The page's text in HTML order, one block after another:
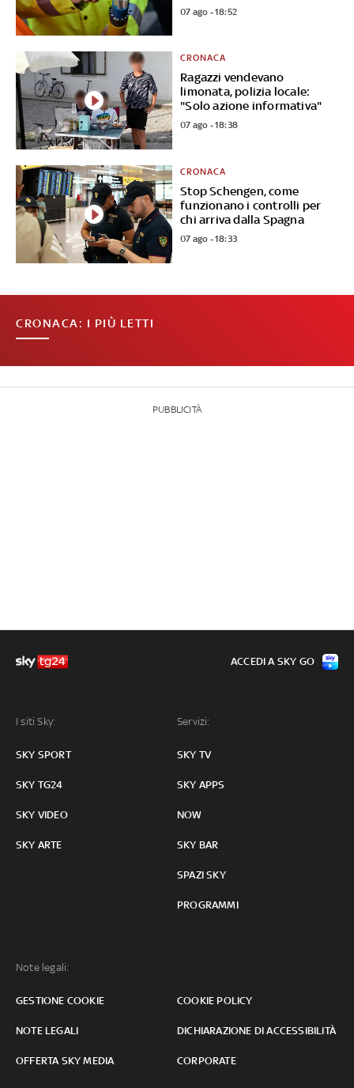
07 ago - 18:52
Ragazzi vendevano
limonata, polizia locale:
"Solo azione informativa"
CRONACA
07 ago - 18:38
Stop Schengen, come
funzionano i controlli per
chi arriva dalla Spagna
CRONACA
07 ago - 18:33
CRONACA: I PIÙ LETTI
PUBBLICITÀ
I siti Sky:
SKY SPORT
SKY TG24
SKY VIDEO
SKY ARTE
Servizi:
SKY TV
SKY APPS
NOW
SKY BAR
SPAZI SKY
PROGRAMMI
Note legali:
GESTIONE COOKIE COOKIE POLICY
NOTE LEGALI DICHIARAZIONE DI ACCESSIBILITÀ
OFFERTA SKY MEDIA CORPORATE
ACCEDI A SKY GO